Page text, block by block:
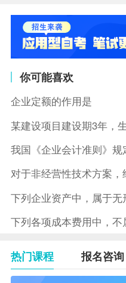
你可能喜欢
企业定额的作用是
下列企业资产中，属于
下列各项成本费用中，不
热门课程 报名咨询